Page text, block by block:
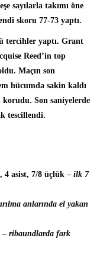
sayılarla takımı öne
skoru 77-73 yaptı.
tercihler yaptı. Grant
Reed’in top
Maçın son
hücumda sakin kaldı
korudu. Son saniyelerde
tescillendi.
4 asist, 7/8 üçlük – ilk 7
anlarında el yakan
– ribaundlarda fark